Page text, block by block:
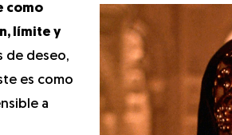
como
límite y
de deseo,
es como
a